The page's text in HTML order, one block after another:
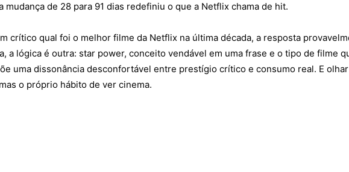
mudança de 28 para 91 dias redefiniu o que a Netflix chama de hit.
crítico qual foi o melhor filme da Netflix na última década, a resposta
a lógica é outra: star power, conceito vendável em uma frase e o tipo de filme
uma dissonância desconfortável entre prestígio crítico e consumo real. E
o próprio hábito de ver cinema.